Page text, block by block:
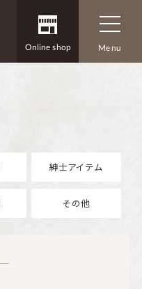
Online shop Menu
紳士アイテム
その他